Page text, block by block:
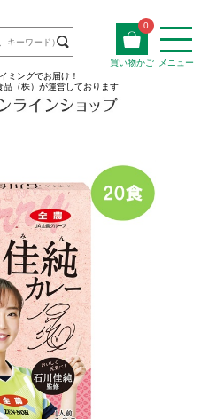
0
買い物かご
メニュー
ミングでお届け！
（株）が運営しております